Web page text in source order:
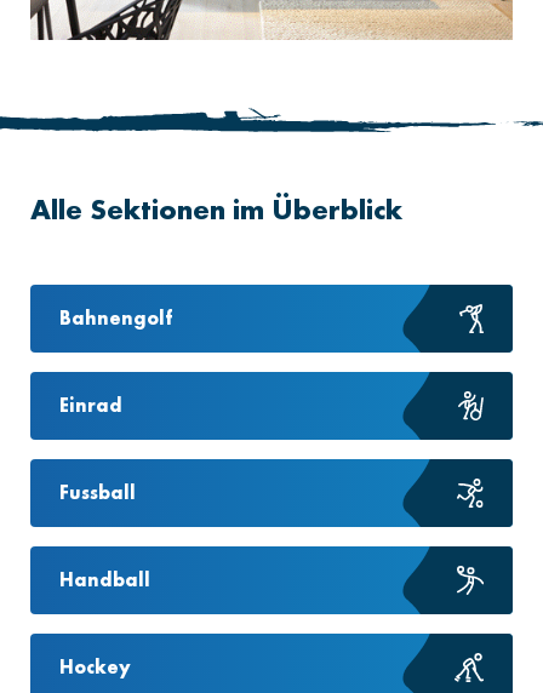
Alle Sektionen im Überblick
Bahnengolf
Einrad
Fussball
Handball
Hockey